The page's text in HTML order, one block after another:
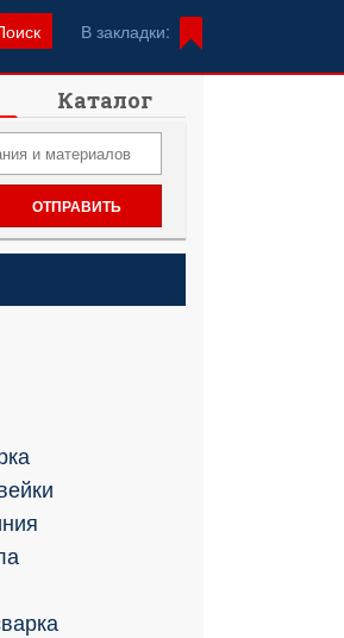
В закладки:
Каталог